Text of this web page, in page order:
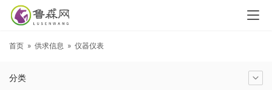
首页 » 供求信息 » 仪器仪表
分类